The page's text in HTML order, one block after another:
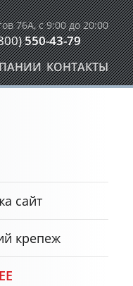
76А, с 9:00 до 20:00
550-43-79
КОНТАКТЫ
сайт
крепеж